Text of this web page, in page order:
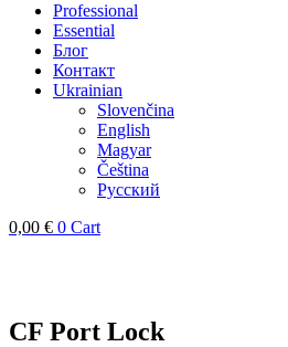
Professional
Essential
Блог
Контакт
Ukrainian
Slovenčina
English
Magyar
Čeština
Русский
0,00 € 0 Cart
СF Port Lock